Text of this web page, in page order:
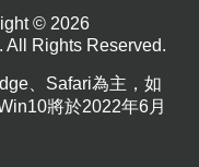
© 2026
All Rights Reserved.
、Safari為主，如
將於2022年6月